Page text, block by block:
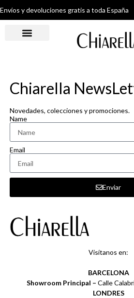
Envíos y devoluciones gratis a toda España
Chiarella
Novedades, colecciones y promociones.
Name
Email
Enviar
Visítanos en:
BARCELONA
Showroom Principal – Calle
LONDRES